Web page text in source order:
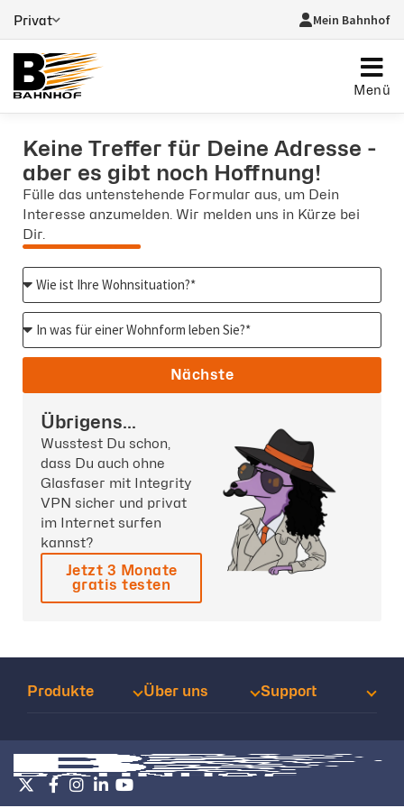
Privat Mein Bahnhof
Menü
Keine Treffer für Deine Adresse -
aber es gibt noch Hoffnung!
Fülle das untenstehende Formular aus, um Dein
Interesse anzumelden. Wir melden uns in Kürze bei
Dir.
33%
Nächste
Übrigens...
Wusstest Du schon,
dass Du auch ohne
Glasfaser mit Integrity
VPN sicher und privat
im Internet surfen
kannst?
Jetzt 3 Monate
gratis testen
Produkte Über uns Support